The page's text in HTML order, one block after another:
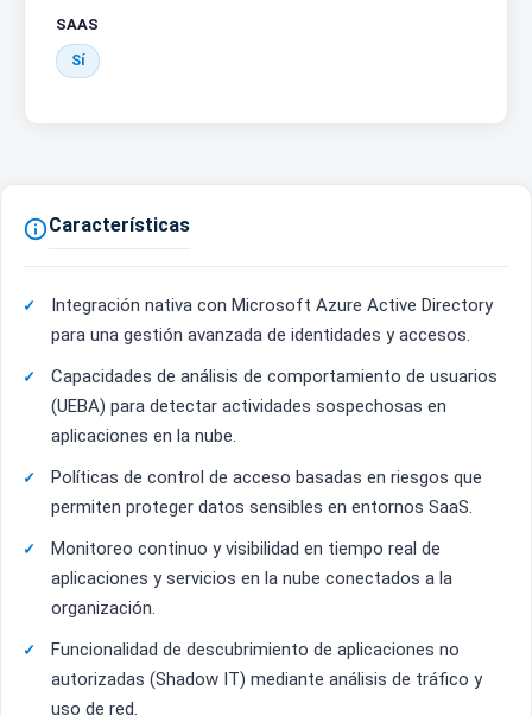
SAAS
Sí
Características
Integración nativa con Microsoft Azure Active Directory
para una gestión avanzada de identidades y accesos.
Capacidades de análisis de comportamiento de usuarios
(UEBA) para detectar actividades sospechosas en
aplicaciones en la nube.
Políticas de control de acceso basadas en riesgos que
permiten proteger datos sensibles en entornos SaaS.
Monitoreo continuo y visibilidad en tiempo real de
aplicaciones y servicios en la nube conectados a la
organización.
Funcionalidad de descubrimiento de aplicaciones no
autorizadas (Shadow IT) mediante análisis de tráfico y
uso de red.